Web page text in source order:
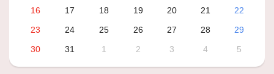
16
17 18 19 20 21
22
23
24 25 26 27 28
29
30
31 1 2 3 4 5